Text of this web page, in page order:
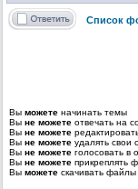
Список
Вы можете начинать темы
Вы не можете отвечать на
Вы не можете
Вы не можете удалять свои
Вы не можете голосовать в
Вы не можете прикреплять
Вы можете скачивать файлы